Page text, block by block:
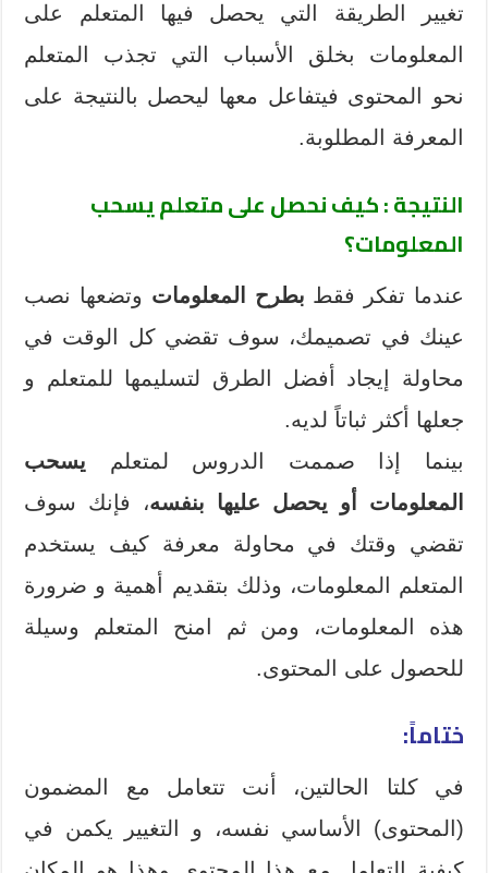
تغيير الطريقة التي يحصل فيها المتعلم على
المعلومات بخلق الأسباب التي تجذب المتعلم
نحو المحتوى فيتفاعل معها ليحصل بالنتيجة على
المعرفة المطلوبة.
النتيجة : كيف نحصل على متعلم يسحب
المعلومات؟
عندما تفكر فقط بطرح المعلومات وتضعها نصب
عينك في تصميمك، سوف تقضي كل الوقت في
محاولة إيجاد أفضل الطرق لتسليمها للمتعلم و
جعلها أكثر ثباتاً لديه.
بينما إذا صممت الدروس لمتعلم يسحب
المعلومات أو يحصل عليها بنفسه، فإنك سوف
تقضي وقتك في محاولة معرفة كيف يستخدم
المتعلم المعلومات، وذلك بتقديم أهمية و ضرورة
هذه المعلومات، ومن ثم امنح المتعلم وسيلة
للحصول على المحتوى.
ختاماً:
في كلتا الحالتين، أنت تتعامل مع المضمون
(المحتوى) الأساسي نفسه، و التغيير يكمن في